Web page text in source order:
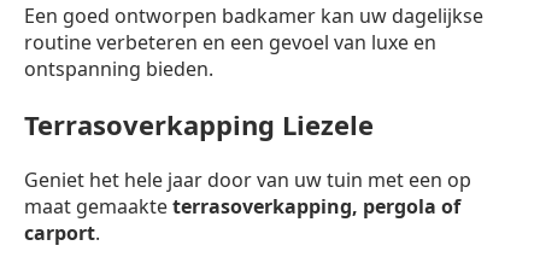
Een goed ontworpen badkamer kan uw dagelijkse
routine verbeteren en een gevoel van luxe en
ontspanning bieden.
Terrasoverkapping Liezele
Geniet het hele jaar door van uw tuin met een op
maat gemaakteterrasoverkapping, pergola of
carport.